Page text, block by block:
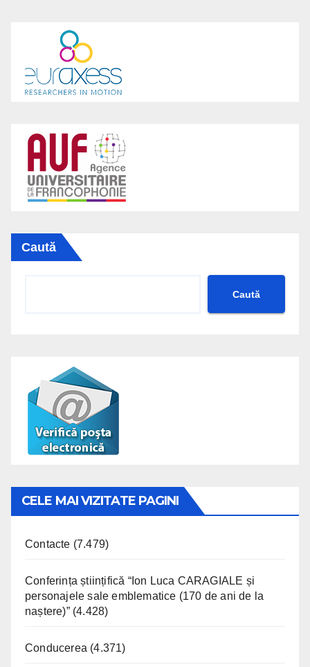
Caută
Caută
CELE MAI VIZITATE PAGINI
Contacte (7.479)
Conferința științifică “Ion Luca CARAGIALE și
personajele sale emblematice (170 de ani de la
naștere)” (4.428)
Conducerea (4.371)